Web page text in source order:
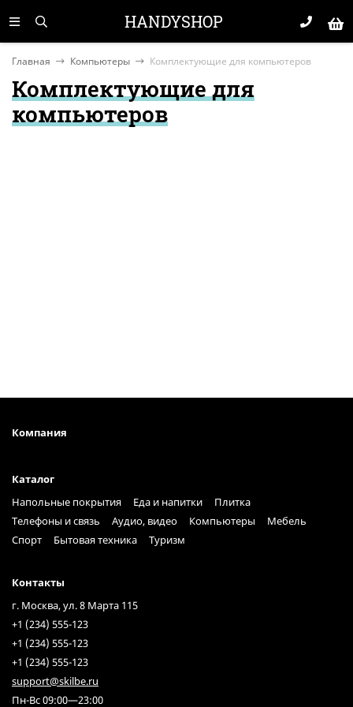
HANDYSHOP
Главная Компьютеры Комплектующие для компьютеров
Комплектующие для
компьютеров
Компания
Каталог
Напольные покрытия
Еда и напитки
Плитка
Телефоны и связь
Аудио, видео Компьютеры
Мебель
Спорт
Бытовая техника Туризм
Контакты
г. Москва, ул. 8 Марта 115
+1 (234) 555-123
+1 (234) 555-123
+1 (234) 555-123
support@skilbe.ru
Пн-Вс 09:00—23:00